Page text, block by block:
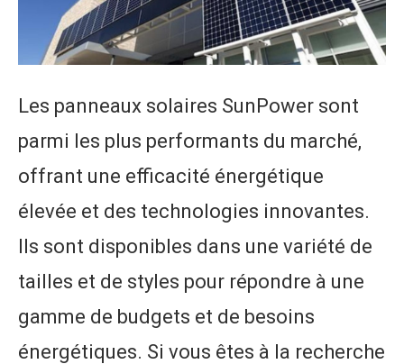
Les panneaux solaires SunPower sont
parmi les plus performants du marché,
offrant une efficacité énergétique
élevée et des technologies innovantes.
Ils sont disponibles dans une variété de
tailles et de styles pour répondre à une
gamme de budgets et de besoins
énergétiques. Si vous êtes à la recherche